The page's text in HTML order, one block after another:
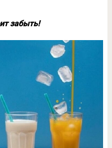
забыть!